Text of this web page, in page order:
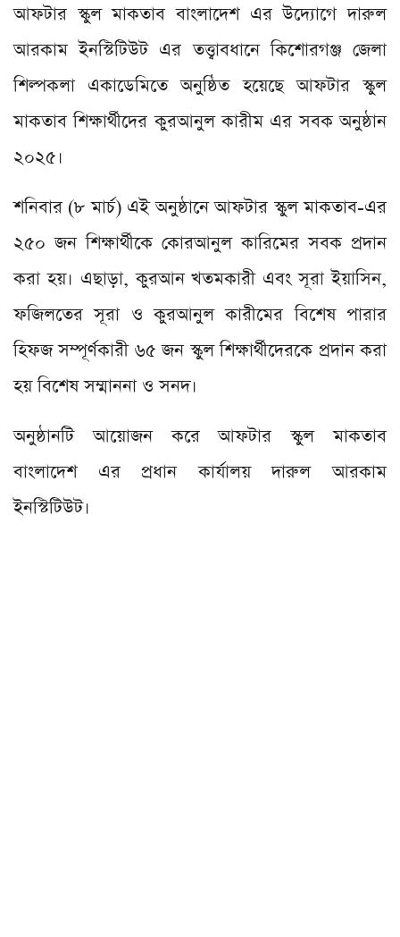
আফটার স্কুল মাকতাব বাংলাদেশ এর উদ্যোগে দারুল
আরকাম ইনস্টিটিউট এর তত্ত্বাবধানে কিশোরগঞ্জ জেলা
শিল্পকলা একাডেমিতে অনুষ্ঠিত হয়েছে আফটার স্কুল
মাকতাব শিক্ষার্থীদের কুরআনুল কারীম এর সবক অনুষ্ঠান
২০২৫।
শনিবার (৮ মার্চ) এই অনুষ্ঠানে আফটার স্কুল মাকতাব-এর
২৫০ জন শিক্ষার্থীকে কোরআনুল কারিমের সবক প্রদান
করা হয়। এছাড়া, কুরআন খতমকারী এবং সূরা ইয়াসিন,
ফজিলতের সূরা ও কুরআনুল কারীমের বিশেষ পারার
হিফজ সম্পূর্ণকারী ৬৫ জন স্কুল শিক্ষার্থীদেরকে প্রদান করা
হয় বিশেষ সম্মাননা ও সনদ।
অনুষ্ঠানটি আয়োজন করে আফটার স্কুল মাকতাব
বাংলাদেশ এর প্রধান কার্যালয় দারুল আরকাম
ইনস্টিটিউট।